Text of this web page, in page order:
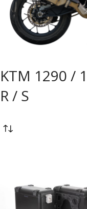
KTM 1290 /
R / S